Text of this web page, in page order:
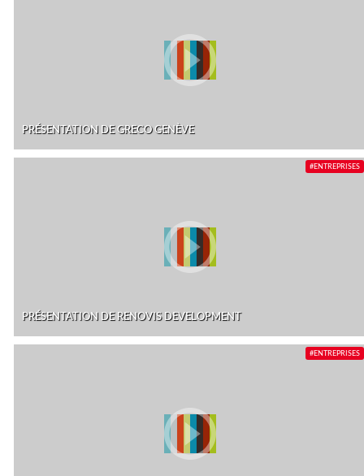
PRÉSENTATION DE GRECO GENÈVE
PRÉSENTATION DE RENOVIS DEVELOPMENT
#ENTREPRISES
#ENTREPRISES